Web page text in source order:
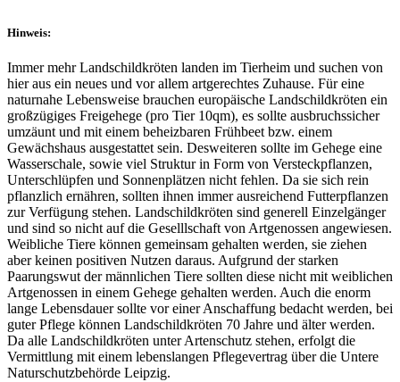
Hinweis:
Immer mehr Landschildkröten landen im Tierheim und suchen von
hier aus ein neues und vor allem artgerechtes Zuhause. Für eine
naturnahe Lebensweise brauchen europäische Landschildkröten ein
großzügiges Freigehege (pro Tier 10qm), es sollte ausbruchssicher
umzäunt und mit einem beheizbaren Frühbeet bzw. einem
Gewächshaus ausgestattet sein. Desweiteren sollte im Gehege eine
Wasserschale, sowie viel Struktur in Form von Versteckpflanzen,
Unterschlüpfen und Sonnenplätzen nicht fehlen. Da sie sich rein
pflanzlich ernähren, sollten ihnen immer ausreichend Futterpflanzen
zur Verfügung stehen. Landschildkröten sind generell Einzelgänger
und sind so nicht auf die Geselllschaft von Artgenossen angewiesen.
Weibliche Tiere können gemeinsam gehalten werden, sie ziehen
aber keinen positiven Nutzen daraus. Aufgrund der starken
Paarungswut der männlichen Tiere sollten diese nicht mit weiblichen
Artgenossen in einem Gehege gehalten werden. Auch die enorm
lange Lebensdauer sollte vor einer Anschaffung bedacht werden, bei
guter Pflege können Landschildkröten 70 Jahre und älter werden.
Da alle Landschildkröten unter Artenschutz stehen, erfolgt die
Vermittlung mit einem lebenslangen Pflegevertrag über die Untere
Naturschutzbehörde Leipzig.